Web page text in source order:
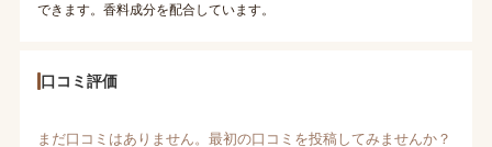
できます。香料成分を配合しています。
口コミ評価
まだ口コミはありません。最初の口コミを投稿してみませんか？